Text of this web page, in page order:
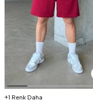
1 Renk Daha